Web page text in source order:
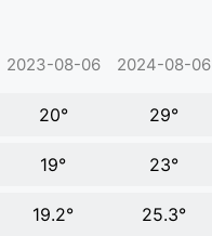
2023-08-06 2024-08-06
20° 29°
19° 23°
19.2° 25.3°